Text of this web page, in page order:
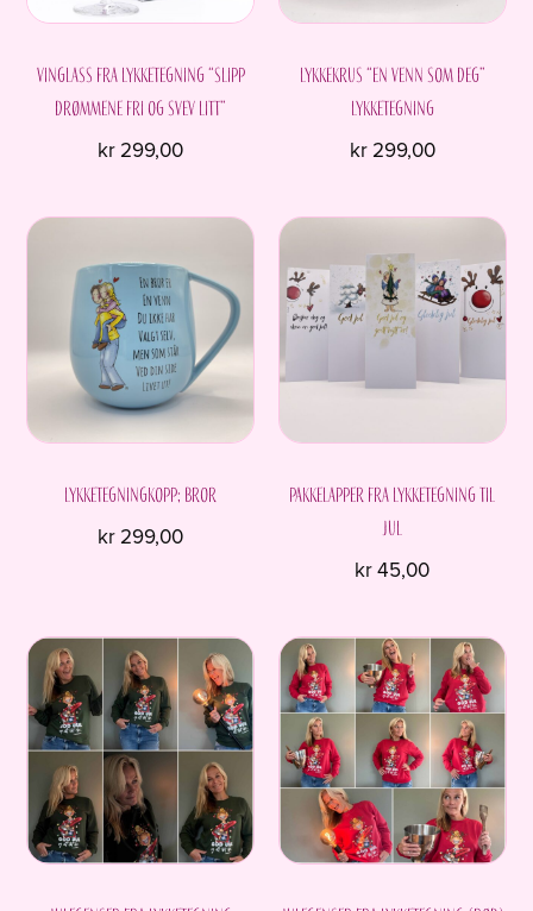
Vinglass fra Lykketegning “Slipp
drømmene fri og svev litt”
kr 299,00
Lykkekrus “En venn som deg”
Lykketegning
kr299,00
Lykketegningkopp; Bror
kr 299,00
Pakkelapper fra Lykketegning til
jul
kr45,00